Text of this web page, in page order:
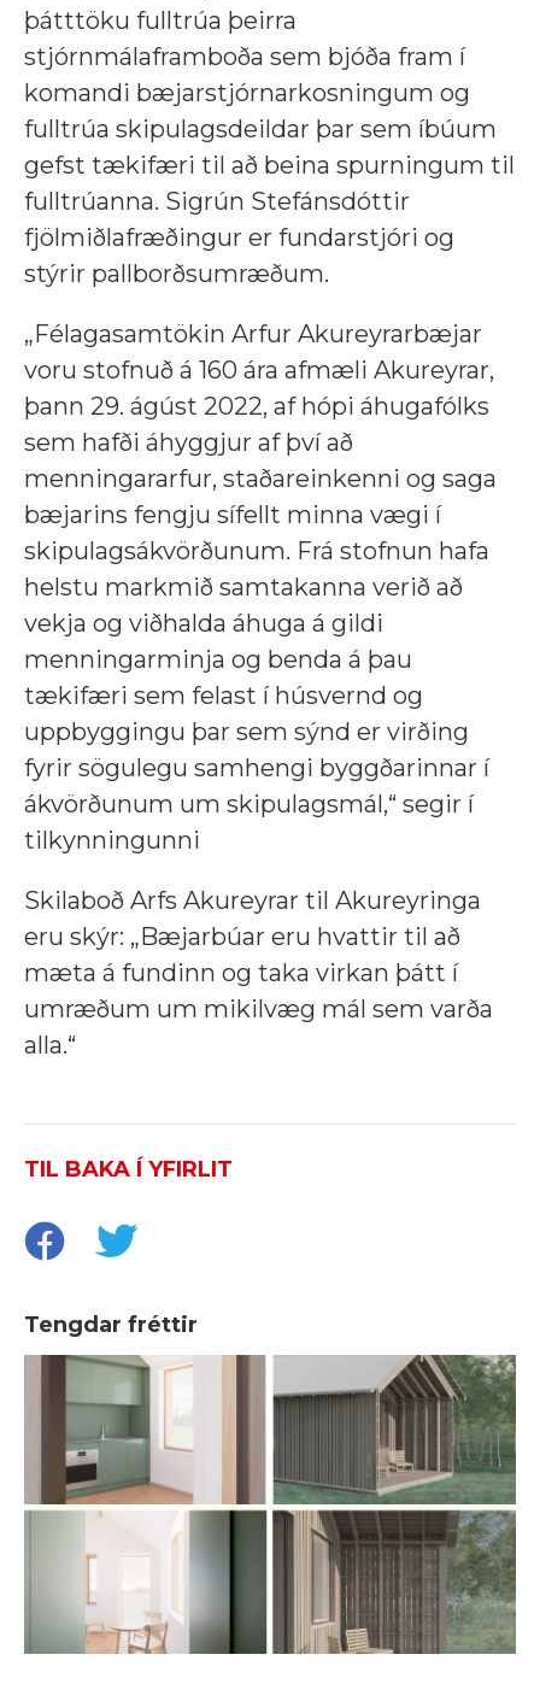
þátttöku fulltrúa þeirra
stjórnmálaframboða sem bjóða fram í
komandi bæjarstjórnarkosningum og
fulltrúa skipulagsdeildar þar sem íbúum
gefst tækifæri til að beina spurningum til
fulltrúanna. Sigrún Stefánsdóttir
fjölmiðlafræðingur er fundarstjóri og
stýrir pallborðsumræðum.
„Félagasamtökin Arfur Akureyrarbæjar
voru stofnuð á 160 ára afmæli Akureyrar,
þann 29. ágúst 2022, af hópi áhugafólks
sem hafði áhyggjur af því að
menningararfur, staðareinkenni og saga
bæjarins fengju sífellt minna vægi í
skipulagsákvörðunum. Frá stofnun hafa
helstu markmið samtakanna verið að
vekja og viðhalda áhuga á gildi
menningarminja og benda á þau
tækifæri sem felast í húsvernd og
uppbyggingu þar sem sýnd er virðing
fyrir sögulegu samhengi byggðarinnar í
ákvörðunum um skipulagsmál,“ segir í
tilkynningunni
Skilaboð Arfs Akureyrar til Akureyringa
eru skýr: „Bæjarbúar eru hvattir til að
mæta á fundinn og taka virkan þátt í
umræðum um mikilvæg mál sem varða
alla.“
TIL BAKA Í YFIRLIT
Tengdar fréttir